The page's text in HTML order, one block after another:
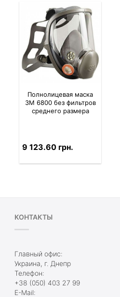
Полнолицевая маска
3M 6800 без фильтров
среднего размера
9 123.60 грн.
КОНТАКТЫ
Главный офис:
Украина, г. Днепр
Телефон:
+38 (050) 403 27 99
E-Mail: